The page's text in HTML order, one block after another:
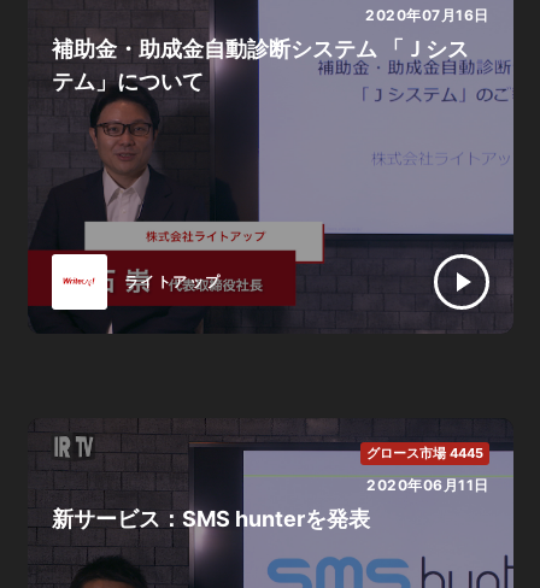
2020年07月16日
ライトアップ
補助金・助成金自動診断システム 「Ｊシス
テム」について
グロース市場 4445
2020年06月11日
新サービス：SMS hunterを発表